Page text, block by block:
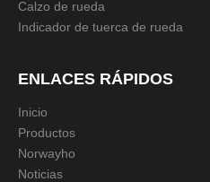
Especificación:
Cantidad:
Calzo de rueda
Indicador de tuerca de rueda
ENLACES RÁPIDOS
Inicio
Productos
Norwayho
Noticias